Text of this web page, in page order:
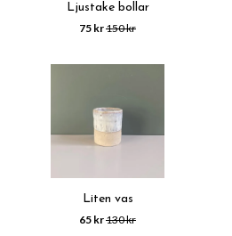
Ljustake bollar
75 kr150 kr
Liten vas
65 kr130 kr